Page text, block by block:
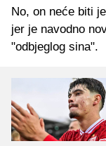
No, on neće biti
jer je navodno
"odbjeglog sina".